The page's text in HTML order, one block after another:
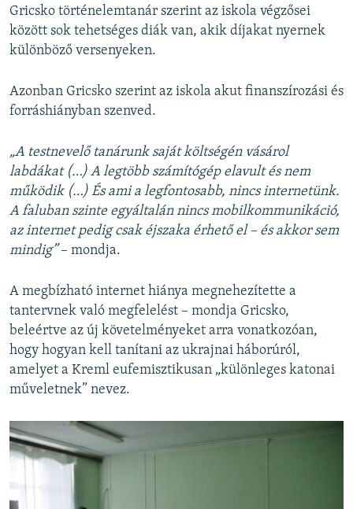
Gricsko történelemtanár szerint az iskola végzősei
között sok tehetséges diák van, akik díjakat nyernek
különböző versenyeken.
Azonban Gricsko szerint az iskola akut finanszírozási és
forráshiányban szenved.
„A testnevelő tanárunk saját költségén vásárol
labdákat (…) A legtöbb számítógép elavult és nem
működik (…) És ami a legfontosabb, nincs internetünk.
A faluban szinte egyáltalán nincs mobilkommunikáció,
az internet pedig csak éjszaka érhető el – és akkor sem
mindig”– mondja.
A megbízható internet hiánya megnehezítette a
tantervnek való megfelelést – mondja Gricsko,
beleértve az új követelményeket arra vonatkozóan,
hogy hogyan kell tanítani az ukrajnai háborúról,
amelyet a Kreml eufemisztikusan „különleges katonai
műveletnek” nevez.